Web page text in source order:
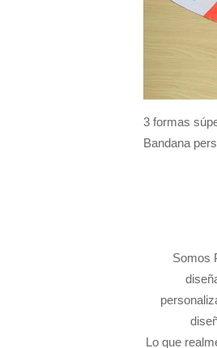
3 formas
Bandana
Somos
Lo que